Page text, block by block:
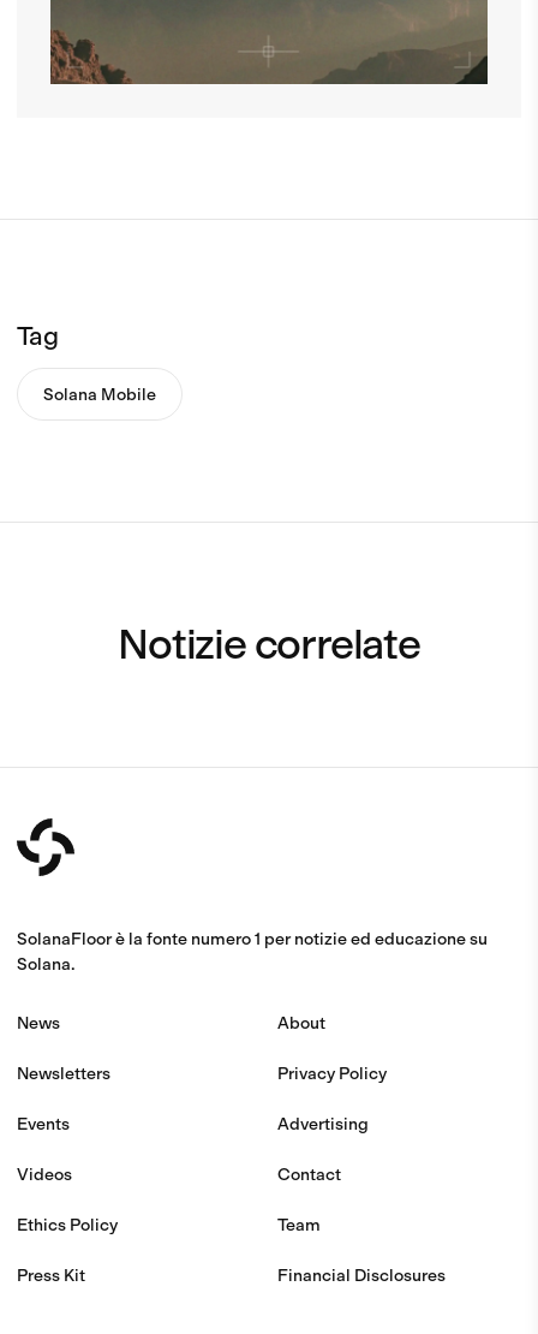
Tag
Solana Mobile
Notizie correlate
SolanaFloor è la fonte numero 1 per notizie ed educazione su
Solana.
News
Newsletters
Events
Videos
Ethics Policy
Press Kit
About
Privacy Policy
Advertising
Contact
Team
Financial Disclosures